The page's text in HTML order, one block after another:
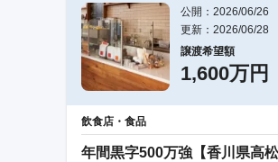
公開：2026/06/26
更新：2026/06/28
譲渡希望額
1,600万円
飲食店・食品
年間黒字500万強【香川県高